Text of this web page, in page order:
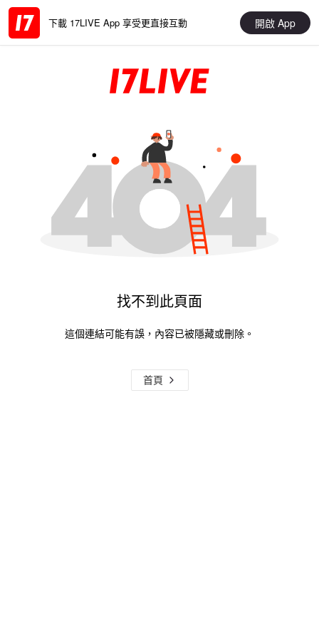
下載 17LIVE App 享受更直接互動 開啟 App
找不到此頁面
這個連結可能有誤，內容已被隱藏或刪除。
首頁